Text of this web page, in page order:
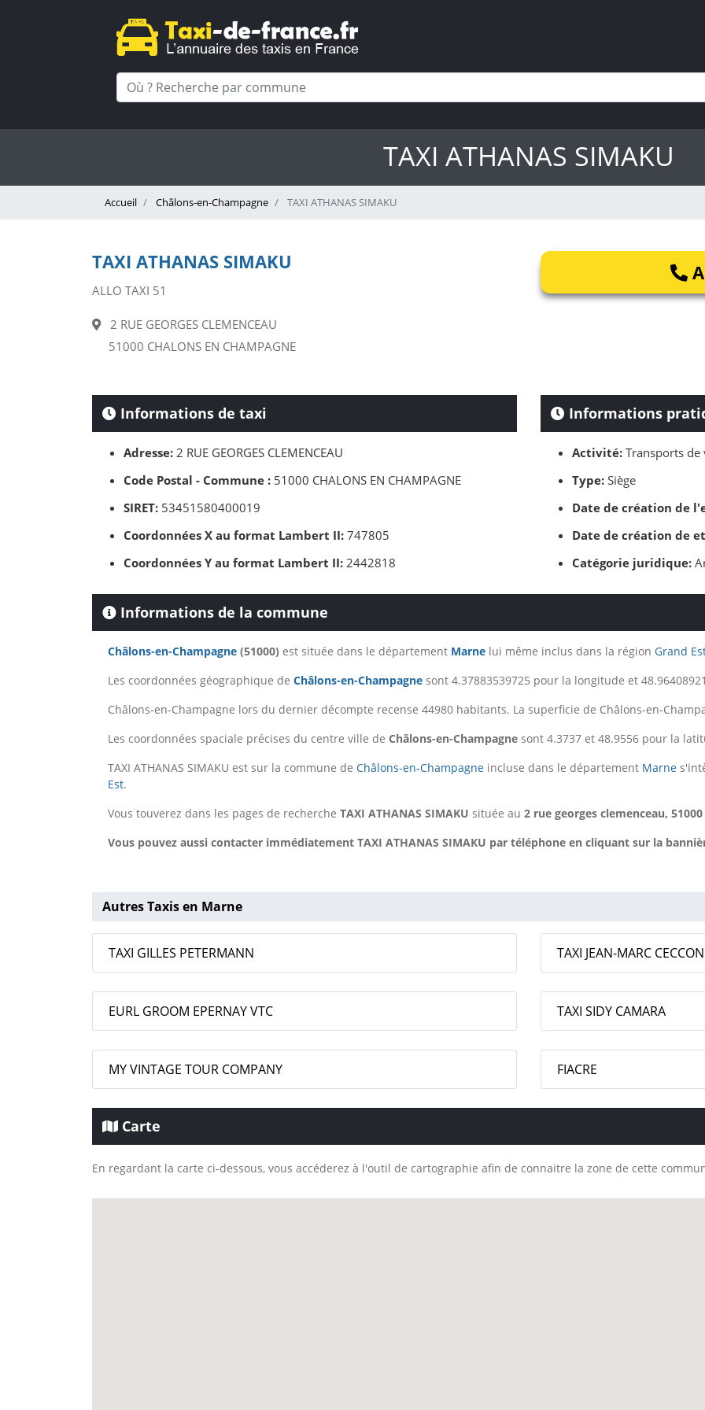
TAXI ATHANAS SIMAKU
Accueil Châlons-en-Champagne TAXI ATHANAS SIMAKU
TAXI ATHANAS SIMAKU
ALLO TAXI 51
2 RUE GEORGES CLEMENCEAU
51000 CHALONS EN CHAMPAGNE
Informations de taxi
Adresse: 2 RUE GEORGES CLEMENCEAU
Code Postal - Commune : 51000 CHALONS EN CHAMPAGNE
SIRET: 53451580400019
Coordonnées X au format Lambert II: 747805
Coordonnées Y au format Lambert II: 2442818
Informations
Activité: Transports de
Type: Siège
Date de création de
Date de création de
Catégorie juridique:
Informations de la commune
Châlons-en-Champagne (51000) est située dans le département Marne lui même inclus dans la région Grand
Les coordonnées géographique de Châlons-en-Champagne sont 4.37883539725 pour la longitude et
Châlons-en-Champagne lors du dernier décompte recense 44980 habitants. La superficie de Châlons-en-
Les coordonnées spaciale précises du centre ville de Châlons-en-Champagne sont 4.3737 et 48.9556 pour la
TAXI ATHANAS SIMAKU est sur la commune de Châlons-en-Champagne incluse dans le département Marne
Est.
Vous touverez dans les pages de recherche TAXI ATHANAS SIMAKU située au 2 rue georges clemenceau,
Vous pouvez aussi contacter immédiatement TAXI ATHANAS SIMAKU par téléphone en cliquant sur la
Autres Taxis en Marne
TAXI GILLES PETERMANN TAXI JEAN-MARC CECCON
EURL GROOM EPERNAY VTC TAXI SIDY CAMARA
MY VINTAGE TOUR COMPANY FIACRE
Carte
En regardant la carte ci-dessous, vous accéderez à l'outil de cartographie afin de connaitre la zone de cette